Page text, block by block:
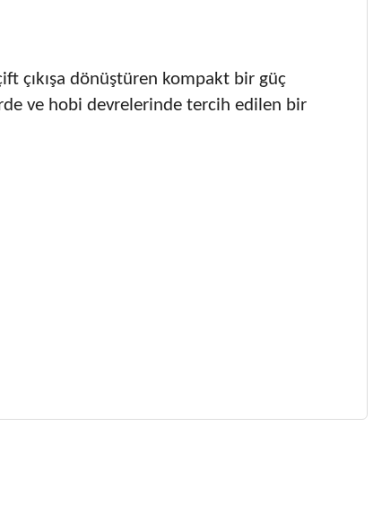
çıkışa dönüştüren kompakt bir güç
ve hobi devrelerinde tercih edilen bir